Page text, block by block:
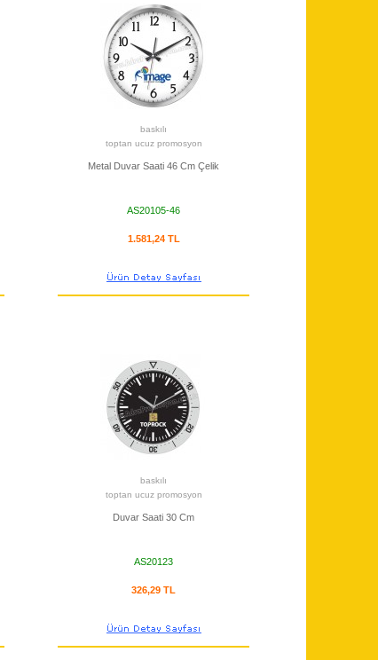
baskılı
toptan ucuz promosyon
Metal Duvar Saati 46 Cm Çelik
AS20105-46
1.581,24 TL
baskılı
toptan ucuz promosyon
Duvar Saati 30 Cm
AS20123
326,29 TL